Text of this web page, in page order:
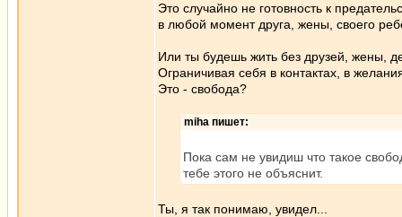
Это случайно не готовность к
в любой момент друга, жены, своего
Или ты будешь жить без друзей, жены,
Ограничивая себя в контактах, в
Это - свобода?
miha пишет:
Пока сам не увидиш что такое
тебе этого не объяснит.
Ты, я так понимаю, увидел...